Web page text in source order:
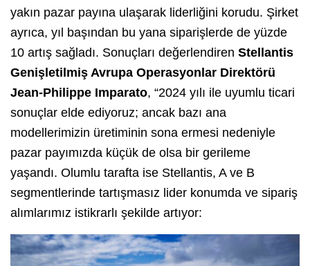
yakın pazar payına ulaşarak liderliğini korudu. Şirket
ayrıca, yıl başından bu yana siparişlerde de yüzde
10 artış sağladı. Sonuçları değerlendiren Stellantis
Genişletilmiş Avrupa Operasyonlar Direktörü
Jean-Philippe Imparato, “2024 yılı ile uyumlu ticari
sonuçlar elde ediyoruz; ancak bazı ana
modellerimizin üretiminin sona ermesi nedeniyle
pazar payımızda küçük de olsa bir gerileme
yaşandı. Olumlu tarafta ise Stellantis, A ve B
segmentlerinde tartışmasız lider konumda ve sipariş
alımlarımız istikrarlı şekilde artıyor: